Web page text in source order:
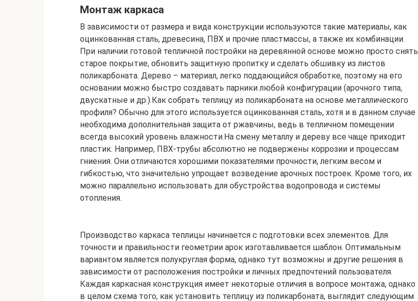
Монтаж каркаса
В зависимости от размера и вида конструкции используются такие материалы, как
оцинкованная сталь, древесина, ПВХ и прочие пластмассы, а также их комбинации.
При наличии готовой тепличной постройки на деревянной основе можно просто снять
старое покрытие, обновить защитную пропитку и сделать обшивку из листов
поликарбоната. Дерево – материал, легко поддающийся обработке, поэтому на его
основании можно быстро создавать парники любой конфигурации (арочного типа,
двускатные и др.).Как собрать теплицу из поликарбоната на основе металлического
профиля? Обычно для этого используется оцинкованная сталь, хотя и в данном случае
необходима дополнительная защита от ржавчины, ведь в тепличном помещении
всегда высокий уровень влажности.На смену металлу и дереву все чаще приходит
пластик. Например, ПВХ-трубы абсолютно не подвержены коррозии и процессам
гниения. Они отличаются хорошими показателями прочности, легким весом и
гибкостью, что значительно упрощает возведение арочных построек. Кроме того, их
можно параллельно использовать для обустройства водопровода и системы
отопления.
Производство каркаса теплицы начинается с подготовки всех элементов. Для
точности и правильности геометрии арок изготавливается шаблон. Оптимальным
вариантом является полукруглая форма, однако тут возможны и другие решения в
зависимости от расположения постройки и личных предпочтений пользователя.
Каждая каркасная конструкция имеет некоторые отличия в вопросе монтажа, однако
в целом схема того, как установить теплицу из поликарбоната, выглядит следующим